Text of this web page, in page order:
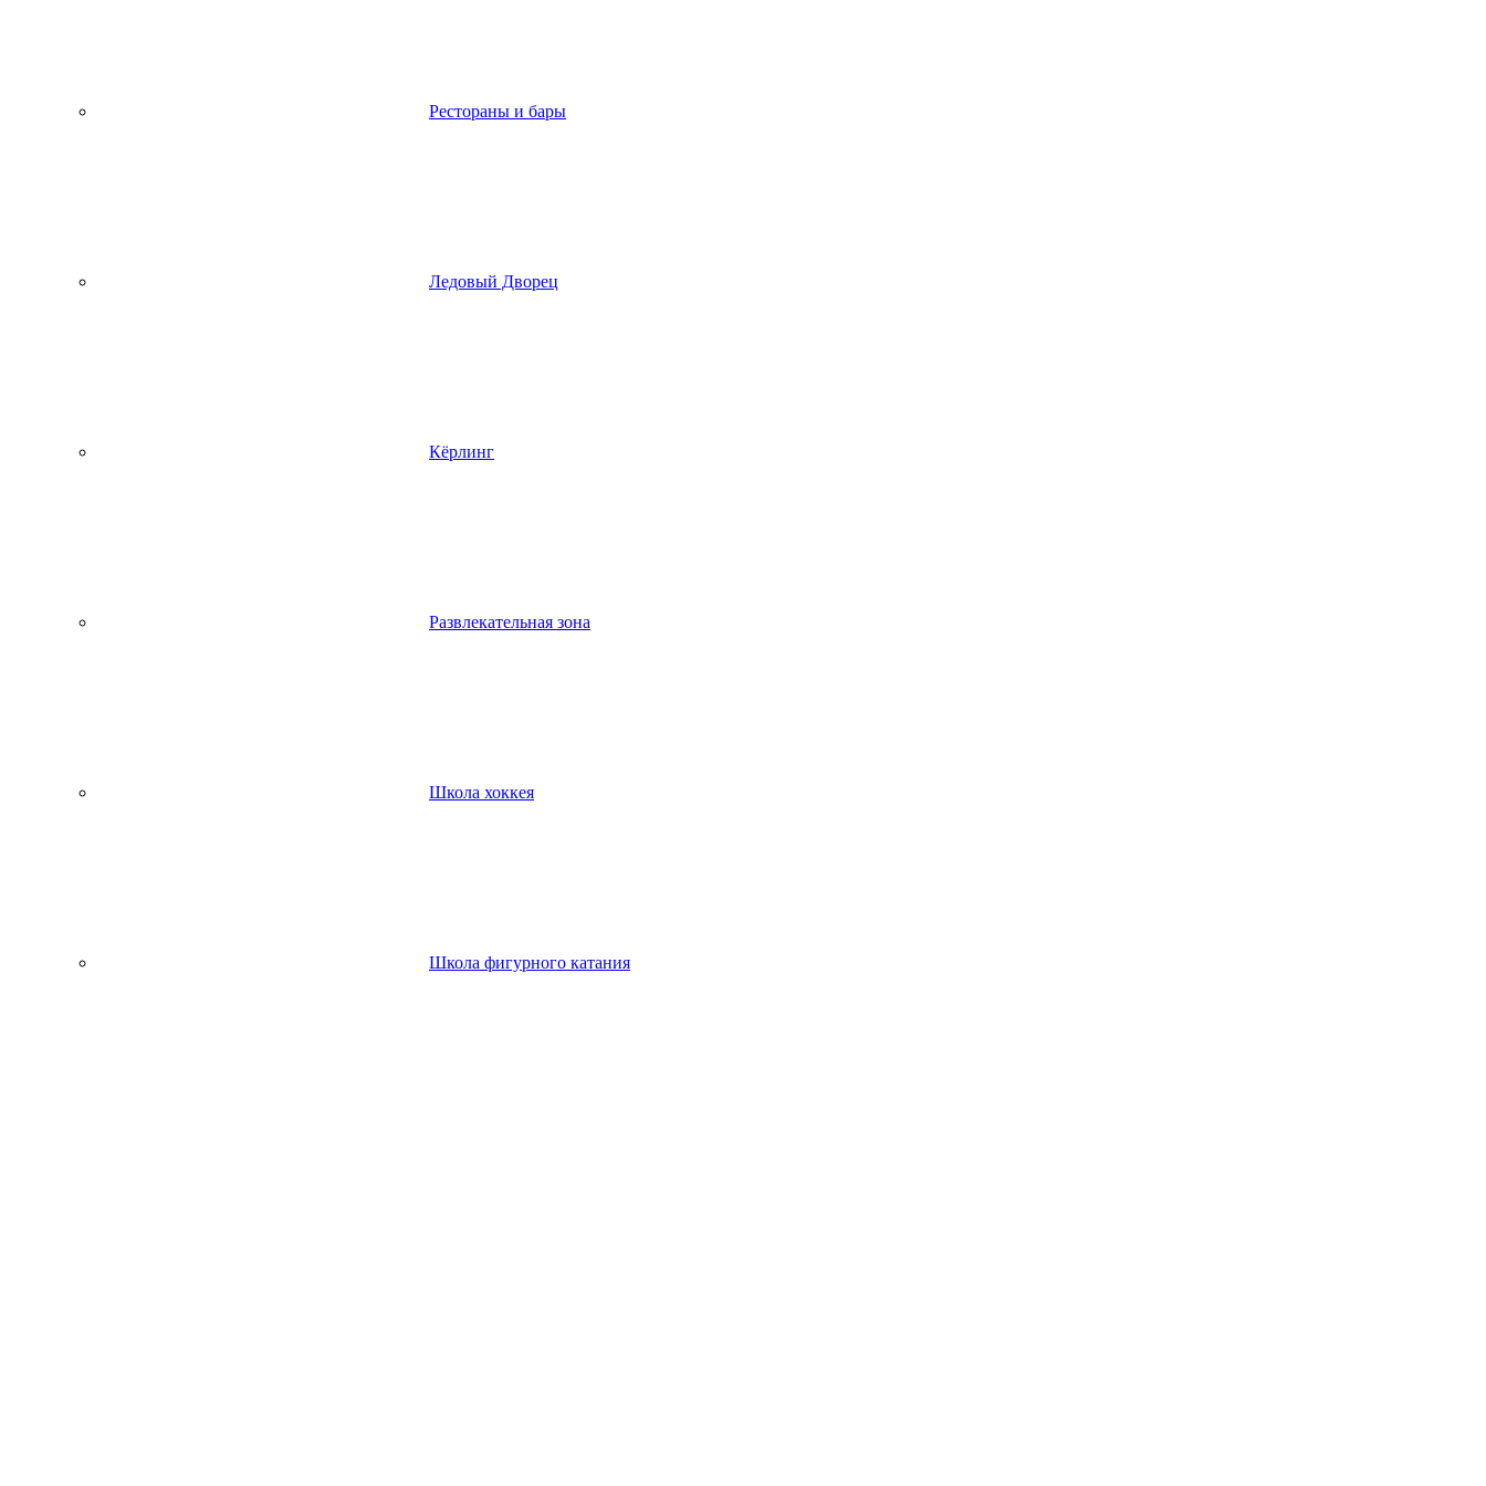
Рестораны и бары
Ледовый Дворец
Кёрлинг
Развлекательная зона
Школа хоккея
Школа фигурного катания